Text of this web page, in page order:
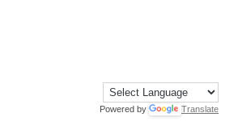
Powered by Translate